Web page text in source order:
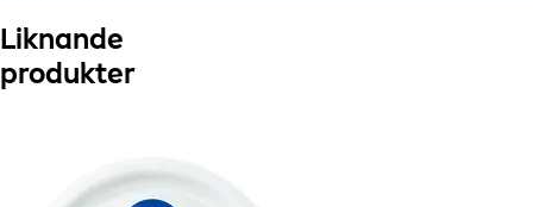
Liknande
produkter